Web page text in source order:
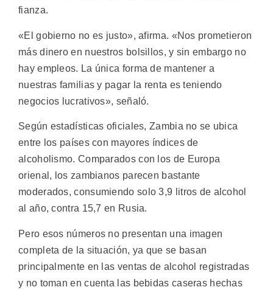
fianza.
«El gobierno no es justo», afirma. «Nos prometieron
más dinero en nuestros bolsillos, y sin embargo no
hay empleos. La única forma de mantener a
nuestras familias y pagar la renta es teniendo
negocios lucrativos», señaló.
Según estadísticas oficiales, Zambia no se ubica
entre los países con mayores índices de
alcoholismo. Comparados con los de Europa
orienal, los zambianos parecen bastante
moderados, consumiendo solo 3,9 litros de alcohol
al año, contra 15,7 en Rusia.
Pero esos números no presentan una imagen
completa de la situación, ya que se basan
principalmente en las ventas de alcohol registradas
y no toman en cuenta las bebidas caseras hechas